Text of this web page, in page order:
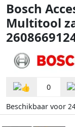
Bosch
Multitool
0
Beschikbaar voor